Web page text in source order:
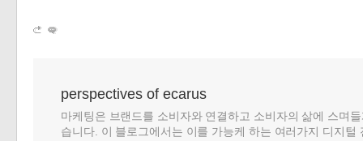
perspectives of ecarus
마케팅은 브랜드를 소비자와 연결하고 소비자의 삶에 스며
습니다. 이 블로그에서는 이를 가능케 하는 여러가지 디지털